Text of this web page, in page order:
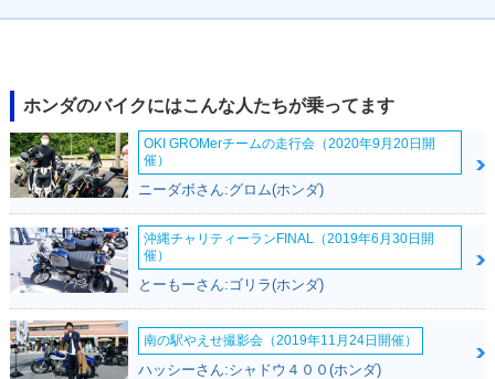
ホンダのバイクにはこんな人たちが乗ってます
OKI GROMerチームの走行会（2020年9月20日開
催）
ニーダボさん:グロム(ホンダ)
沖縄チャリティーランFINAL（2019年6月30日開
催）
とーもーさん:ゴリラ(ホンダ)
南の駅やえせ撮影会（2019年11月24日開催）
ハッシーさん:シャドウ４００(ホンダ)